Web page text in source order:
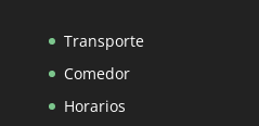
Transporte
Comedor
Horarios